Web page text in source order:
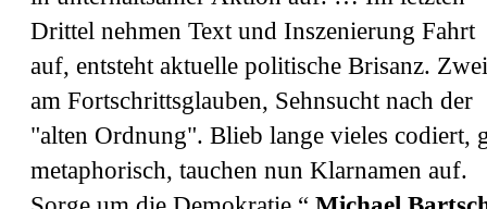
Drittel nehmen Text und Inszenierung Fahrt
auf, entsteht aktuelle politische Brisanz.
am Fortschrittsglauben, Sehnsucht nach der
"alten Ordnung". Blieb lange vieles codiert,
metaphorisch, tauchen nun Klarnamen auf.